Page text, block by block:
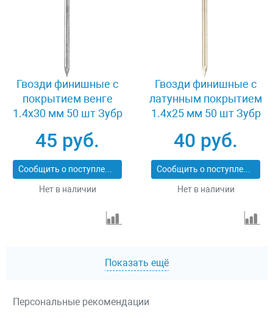
Гвозди финишные с
покрытием венге
1.4x30 мм 50 шт Зубр
45 руб.
Сообщить о поступлении
Нет в наличии
Гвозди финишные с
латунным покрытием
1.4x25 мм 50 шт Зубр
40 руб.
Сообщить о поступлении
Нет в наличии
Показать ещё
Персональные рекомендации